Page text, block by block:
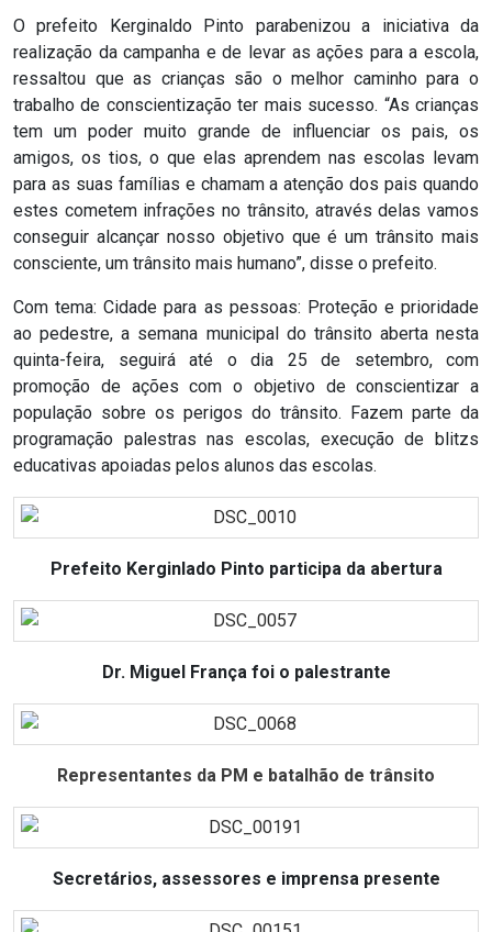
DO
RN
ASSEMBLEIA
RN
ASSISTÊNCIA
MÉDICA
BASTIDORES
Blog
BRASIL
CÂMARA
DE
GUAMARÉ
CÂMARA
MACAU
CÂMARA
DE
NATAL
CÂMARA
O prefeito Kerginaldo Pinto parabenizou a iniciativa da
realização da campanha e de levar as ações para a escola,
ressaltou que as crianças são o melhor caminho para o
trabalho de conscientização ter mais sucesso. “As crianças
tem um poder muito grande de influenciar os pais, os
amigos, os tios, o que elas aprendem nas escolas levam
para as suas famílias e chamam a atenção dos pais quando
estes cometem infrações no trânsito, através delas vamos
conseguir alcançar nosso objetivo que é um trânsito mais
consciente, um trânsito mais humano”, disse o prefeito.
Com tema: Cidade para as pessoas: Proteção e prioridade
ao pedestre, a semana municipal do trânsito aberta nesta
quinta-feira, seguirá até o dia 25 de setembro, com
promoção de ações com o objetivo de conscientizar a
população sobre os perigos do trânsito. Fazem parte da
programação palestras nas escolas, execução de blitzs
educativas apoiadas pelos alunos das escolas.
Prefeito Kerginlado Pinto participa da abertura
Dr. Miguel França foi o palestrante
Representantes da PM e batalhão de trânsito
Secretários, assessores e imprensa presente